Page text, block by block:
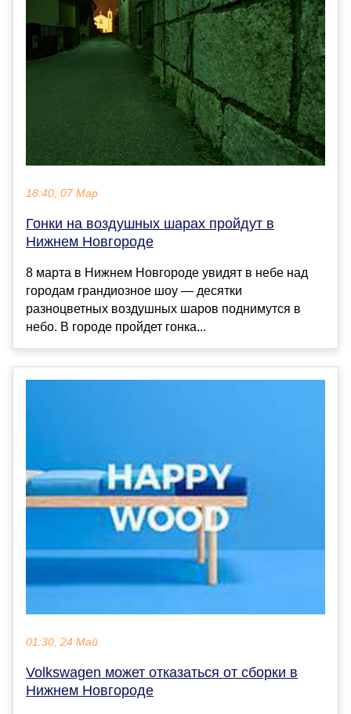
18:40, 07 Мар
Гонки на воздушных шарах пройдут в
Нижнем Новгороде
8 марта в Нижнем Новгороде увидят в небе над
городам грандиозное шоу — десятки
разноцветных воздушных шаров поднимутся в
небо. В городе пройдет гонка...
01:30, 24 Май
Volkswagen может отказаться от сборки в
Нижнем Новгороде